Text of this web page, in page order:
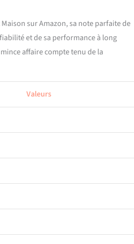
sur Amazon, sa note parfaite de
et de sa performance à long
affaire compte tenu de la
Valeurs